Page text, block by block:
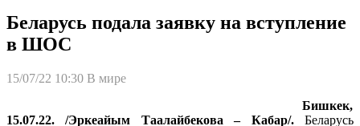
Беларусь подала заявку на вступление
в ШОС
15/07/22 10:30 В мире
Бишкек,
15.07.22. /Эркеайым Таалайбекова – Кабар/.Беларусь